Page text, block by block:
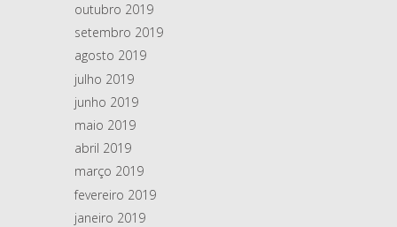
outubro 2019
setembro 2019
agosto 2019
julho 2019
junho 2019
maio 2019
abril 2019
março 2019
fevereiro 2019
janeiro 2019